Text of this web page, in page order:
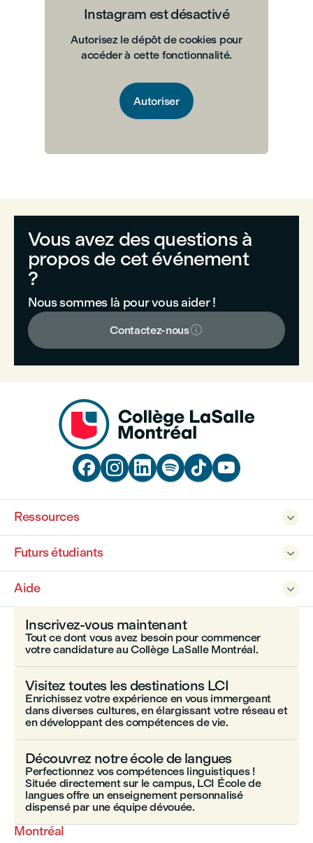
Instagram est désactivé
Autorisez le dépôt de cookies pour
accéder à cette fonctionnalité.
Autoriser
Vous avez des questions à
propos de cet événement
?
Nous sommes là pour vous aider !
Contactez-nous
     

Ressources

Futurs étudiants

Aide
Montréal
Inscrivez-vous maintenant
Tout ce dont vous avez besoin pour commencer
votre candidature au Collège LaSalle Montréal.
Visitez toutes les destinations LCI
Enrichissez votre expérience en vous immergeant
dans diverses cultures, en élargissant votre réseau et
en développant des compétences de vie.
Découvrez notre école de langues
Perfectionnez vos compétences linguistiques !
Située directement sur le campus, LCI École de
langues offre un enseignement personnalisé
dispensé par une équipe dévouée.